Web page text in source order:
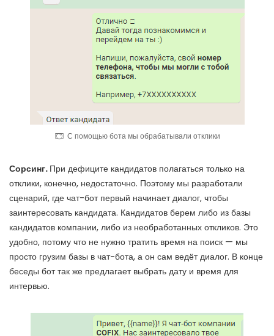
С помощью бота мы обрабатывали отклики
Сорсинг. При дефиците кандидатов полагаться только на
отклики, конечно, недостаточно. Поэтому мы разработали
сценарий, где чат-бот первый начинает диалог, чтобы
заинтересовать кандидата. Кандидатов берем либо из базы
кандидатов компании, либо из необработанных откликов. Это
удобно, потому что не нужно тратить время на поиск — мы
просто грузим базы в чат-бота, а он сам ведёт диалог. В конце
беседы бот так же предлагает выбрать дату и время для
интервью.